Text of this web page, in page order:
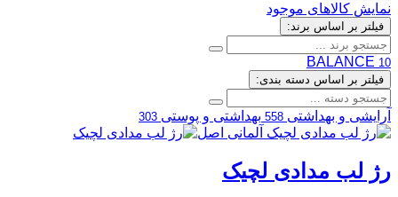
نمایش کالاهای موجود
فیلتر بر اساس برند:
BALANCE 10
فیلتر بر اساس دسته بندی:
آرایشی و بهداشتی 558 بهداشتی و پوستی 303
رژ لب مدادی لچیک